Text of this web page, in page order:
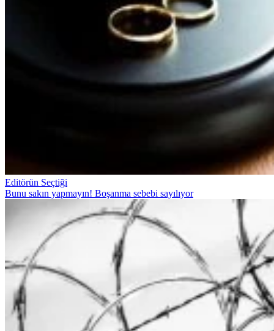
Editörün Seçtiği
Bunu sakın yapmayın! Boşanma sebebi sayılıyor